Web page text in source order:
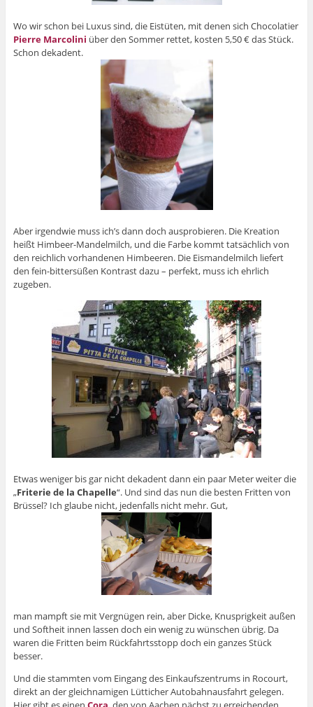
Wo wir schon bei Luxus sind, die Eistüten, mit denen sich Chocolatier
Pierre Marcolini über den Sommer rettet, kosten 5,50 € das Stück.
Schon dekadent.
Aber irgendwie muss ich’s dann doch ausprobieren. Die Kreation
heißt Himbeer-Mandelmilch, und die Farbe kommt tatsächlich von
den reichlich vorhandenen Himbeeren. Die Eismandelmilch liefert
den fein-bittersüßen Kontrast dazu – perfekt, muss ich ehrlich
zugeben.
Etwas weniger bis gar nicht dekadent dann ein paar Meter weiter die
„Friterie de la Chapelle“. Und sind das nun die besten Fritten von
Brüssel? Ich glaube nicht, jedenfalls nicht mehr. Gut,
man mampft sie mit Vergnügen rein, aber Dicke, Knusprigkeit außen
und Softheit innen lassen doch ein wenig zu wünschen übrig. Da
waren die Fritten beim Rückfahrtsstopp doch ein ganzes Stück
besser.
Und die stammten vom Eingang des Einkaufszentrums in Rocourt,
direkt an der gleichnamigen Lütticher Autobahnausfahrt gelegen.